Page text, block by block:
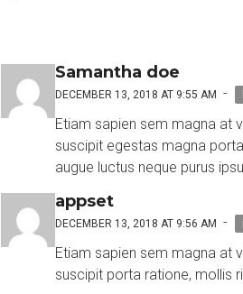
Samantha doe
DECEMBER 13, 2018 AT 9:55 AM -
Etiam sapien sem magna at
suscipit egestas magna
augue luctus neque purus
appset
DECEMBER 13, 2018 AT 9:56 AM -
Etiam sapien sem magna at
suscipit porta ratione, mollis